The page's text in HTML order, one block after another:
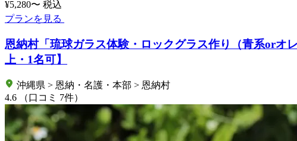
¥5,280〜 税込
プランを見る
恩納村「琉球ガラス体験・ロックグラス作り（青系or
上・1名可】
沖縄県 > 恩納・名護・本部 > 恩納村
4.6
（口コミ 7件）